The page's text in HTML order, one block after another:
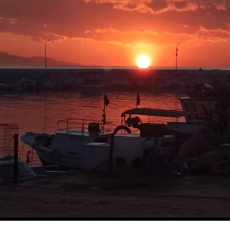
Sözün özü, biz İstanbul’dan gittik ya, “herkes bir gün
gidebilir” . Hani o kadar İstanbul insanıydık.
Yaklaşık yedi yıldır İsviçre’de yaşıyoruz, Luzern’de…
Burada yaşarken, İstanbul’u özlemiyor muyuz. Tabii ki
çok özlüyoruz.
Ancak her gidişimizde, İstanbul bize hem çok tanıdık,
hem de çok yabancı geliyor.
Acayip bir ruh hali bu. Tanımlamak çok zor.
İstanbul’da olduğumuzda, ada (Büyükada), Pera
(Beyoğlu-Galata-Şişhane arasındaki bölge) üçgeninde
oluyoruz.
yerini tutamaz diyoruz. Ta ki, bir Pazar günü ada
vapuruna binene kadar…